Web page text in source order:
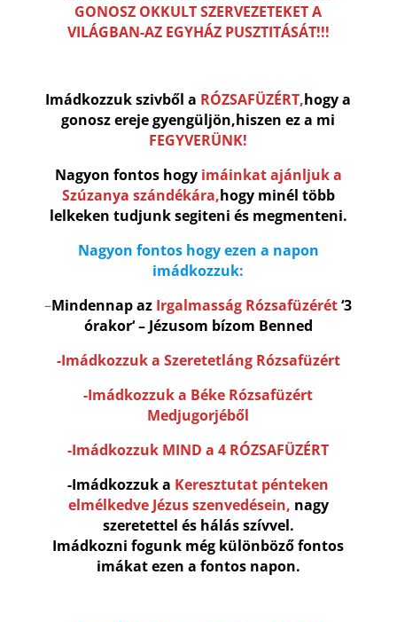
GONOSZ OKKULT SZERVEZETEKET A
VILÁGBAN-AZ EGYHÁZ PUSZTITÁSÁT!!!
Imádkozzuk szivből a RÓZSAFÜZÉRT,hogy a
gonosz ereje gyengüljön,hiszen ez a mi
FEGYVERÜNK!
Nagyon fontos hogy imáinkat ajánljuk a
Szúzanya szándékára,hogy minél több
lelkeken tudjunk segiteni és megmenteni.
Nagyon fontos hogy ezen a napon
imádkozzuk:
–Mindennap az Irgalmasság Rózsafüzérét‘3
órakor‘ – Jézusom bízom Benned
-Imádkozzuk a Szeretetláng Rózsafüzért
-Imádkozzuk a Béke Rózsafüzért
Medjugorjéből
-Imádkozzuk MIND a 4 RÓZSAFÜZÉRT
-Imádkozzuk a Keresztutat pénteken
elmélkedve Jézus szenvedésein, nagy
szeretettel és hálás szívvel.
Imádkozni fogunk még különböző fontos
imákat ezen a fontos napon.